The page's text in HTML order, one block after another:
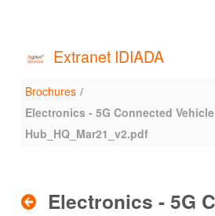
Extranet IDIADA
Brochures
Brochures /
Electronics - 5G Connected Vehicle
Hub_HQ_Mar21_v2.pdf